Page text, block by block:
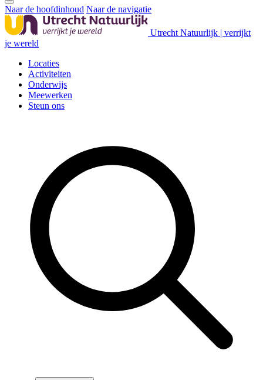
Naar de hoofdinhoud Naar de navigatie
Utrecht Natuurlijk | verrijkt
je wereld
Locaties
Activiteiten
Onderwijs
Meewerken
Steun ons